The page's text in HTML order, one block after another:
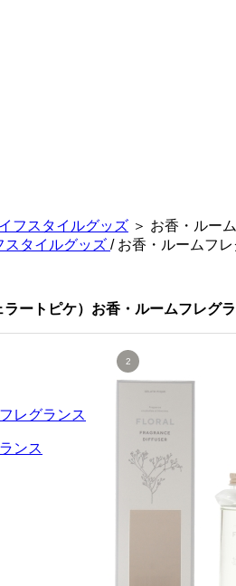
フスタイルグッズ ＞ お香・ルー
スタイルグッズ / お香・ルームフ
ートピケ）お香・ルームフレグ
レグランス
ンス